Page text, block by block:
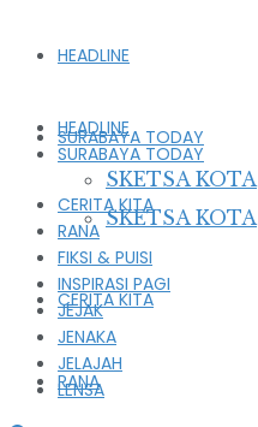
HEADLINE
SURABAYA TODAY
SKETSA KOTA
CERITA KITA
RANA
HEADLINE
SURABAYA TODAY
SKETSA KOTA
CERITA KITA
RANA
FIKSI & PUISI
INSPIRASI PAGI
JEJAK
JENAKA
JELAJAH
LENSA